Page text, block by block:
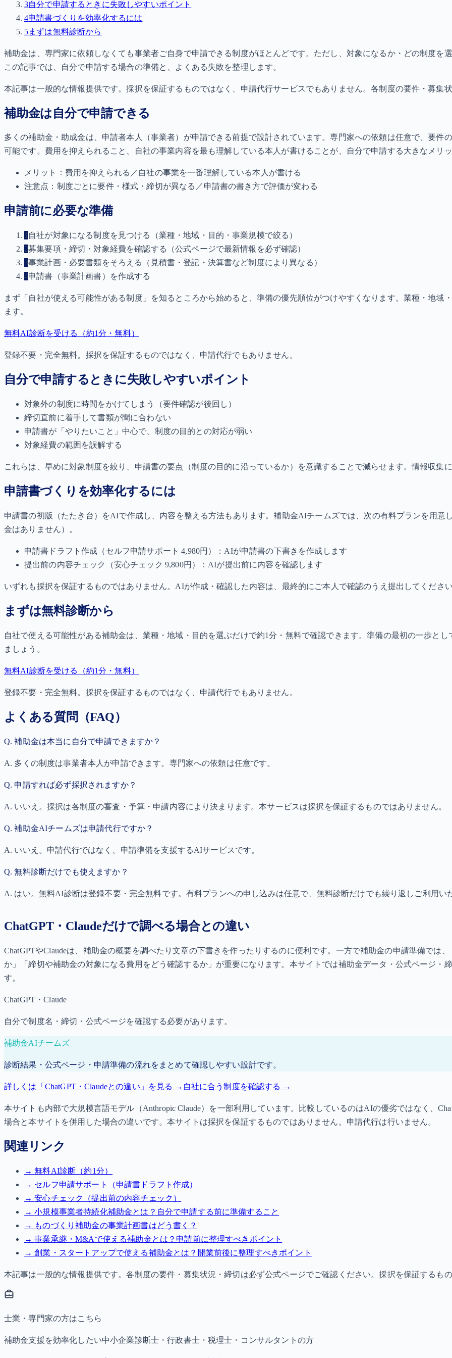
3自分で申請するときに失敗しやすいポイント
4申請書づくりを効率化するには
5まずは無料診断から
補助金は、専門家に依頼しなくても事業者ご自身で申請できる制度がほとんどです。ただし、対象になるか・どの制度を
この記事では、自分で申請する場合の準備と、よくある失敗を整理します。
本記事は一般的な情報提供です。採択を保証するものではなく、申請代行サービスでもありません。各制度の要件・募集
補助金は自分で申請できる
多くの補助金・助成金は、申請者本人（事業者）が申請できる前提で設計されています。専門家への依頼は任意で、要件
可能です。費用を抑えられること、自社の事業内容を最も理解している本人が書けることが、自分で申請する大きなメリッ
メリット：費用を抑えられる／自社の事業を一番理解している本人が書ける
注意点：制度ごとに要件・様式・締切が異なる／申請書の書き方で評価が変わる
申請前に必要な準備
1 自社が対象になる制度を見つける（業種・地域・目的・事業規模で絞る）
2募集要項・締切・対象経費を確認する（公式ページで最新情報を必ず確認）
3事業計画・必要書類をそろえる（見積書・登記・決算書など制度により異なる）
4申請書（事業計画書）を作成する
まず「自社が使える可能性がある制度」を知るところから始めると、準備の優先順位がつけやすくなります。業種・地域
ます。
無料AI診断を受ける（約1分・無料）
登録不要・完全無料。採択を保証するものではなく、申請代行でもありません。
自分で申請するときに失敗しやすいポイント
対象外の制度に時間をかけてしまう（要件確認が後回し）
締切直前に着手して書類が間に合わない
申請書が「やりたいこと」中心で、制度の目的との対応が弱い
対象経費の範囲を誤解する
これらは、早めに対象制度を絞り、申請書の要点（制度の目的に沿っているか）を意識することで減らせます。情報収集
申請書づくりを効率化するには
申請書の初版（たたき台）をAIで作成し、内容を整える方法もあります。補助金AIチームズでは、次の有料プランを用意
金はありません）。
申請書ドラフト作成（セルフ申請サポート 4,980円）：AIが申請書の下書きを作成します
提出前の内容チェック（安心チェック 9,800円）：AIが提出前に内容を確認します
いずれも採択を保証するものではありません。AIが作成・確認した内容は、最終的にご本人で確認のうえ提出してくださ
まずは無料診断から
自社で使える可能性がある補助金は、業種・地域・目的を選ぶだけで約1分・無料で確認できます。準備の最初の一歩と
ましょう。
無料AI診断を受ける（約1分・無料）
登録不要・完全無料。採択を保証するものではなく、申請代行でもありません。
よくある質問（FAQ）
Q.補助金は本当に自分で申請できますか？
A. 多くの制度は事業者本人が申請できます。専門家への依頼は任意です。
Q. 申請すれば必ず採択されますか？
A. いいえ。採択は各制度の審査・予算・申請内容により決まります。本サービスは採択を保証するものではありません。
Q.補助金AIチームズは申請代行ですか？
A. いいえ。申請代行ではなく、申請準備を支援するAIサービスです。
Q.無料診断だけでも使えますか？
A. はい。無料AI診断は登録不要・完全無料です。有料プランへの申し込みは任意で、無料診断だけでも繰り返しご利用い
ChatGPT・Claudeだけで調べる場合との違い
ChatGPTやClaudeは、補助金の概要を調べたり文章の下書きを作ったりするのに便利です。一方で補助金の申請準備では
か」「締切や補助金の対象になる費用をどう確認するか」が重要になります。本サイトでは補助金データ・公式ページ・
す。
ChatGPT・Claude
自分で制度名・締切・公式ページを確認する必要があります。
補助金AIチームズ
診断結果・公式ページ・申請準備の流れをまとめて確認しやすい設計です。
詳しくは「ChatGPT・Claudeとの違い」を見る → 自社に合う制度を確認する →
本サイトも内部で大規模言語モデル（Anthropic Claude）を一部利用しています。比較しているのはAIの優劣ではなく、
場合と本サイトを併用した場合の違いです。本サイトは採択を保証するものではありません。申請代行は行いません。
関連リンク
→無料AI診断（約1分）
→ セルフ申請サポート（申請書ドラフト作成）
→安心チェック（提出前の内容チェック）
→小規模事業者持続化補助金とは？自分で申請する前に準備すること
→ ものづくり補助金の事業計画書はどう書く？
→事業承継・M&Aで使える補助金とは？申請前に整理すべきポイント
→創業・スタートアップで使える補助金とは？開業前後に整理すべきポイント
本記事は一般的な情報提供です。各制度の要件・募集状況・締切は必ず公式ページでご確認ください。採択を保証するも
士業・専門家の方はこちら
補助金支援を効率化したい中小企業診断士・行政書士・税理士・コンサルタントの方